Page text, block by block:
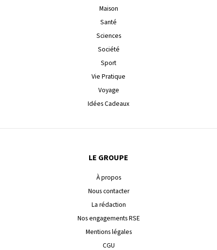
Maison
Santé
Sciences
Société
Sport
Vie Pratique
Voyage
Idées Cadeaux
LE GROUPE
À propos
Nous contacter
La rédaction
Nos engagements RSE
Mentions légales
CGU